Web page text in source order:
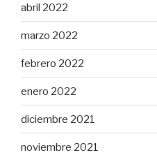
abril 2022
marzo 2022
febrero 2022
enero 2022
diciembre 2021
noviembre 2021